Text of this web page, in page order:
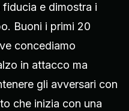
e dimostra i
Buoni i primi 20
concediamo
in attacco ma
gli avversari con
che inizia con una